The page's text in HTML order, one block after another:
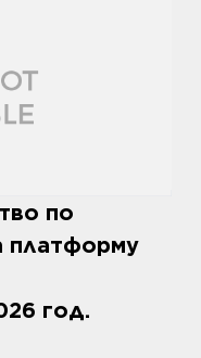
по
платформу
год.